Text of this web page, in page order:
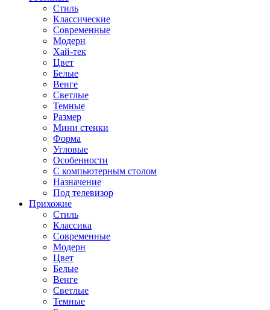
Стиль
Классические
Современные
Модерн
Хай-тек
Цвет
Белые
Венге
Светлые
Темные
Размер
Мини стенки
Форма
Угловые
Особенности
С компьютерным столом
Назначение
Под телевизор
Прихожие
Стиль
Классика
Современные
Модерн
Цвет
Белые
Венге
Светлые
Темные